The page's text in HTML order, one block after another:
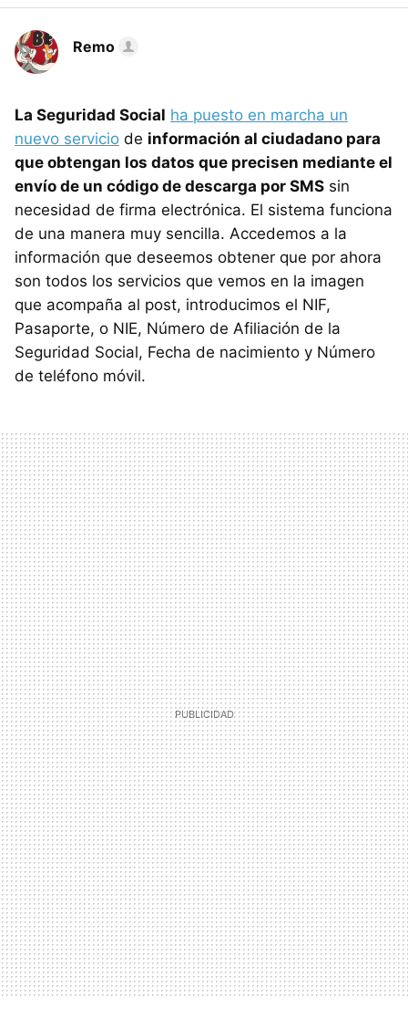
Remo
La Seguridad Social ha puesto en marcha un
nuevo servicio de información al ciudadano para
que obtengan los datos que precisen mediante el
envío de un código de descarga por SMS sin
necesidad de firma electrónica. El sistema funciona
de una manera muy sencilla. Accedemos a la
información que deseemos obtener que por ahora
son todos los servicios que vemos en la imagen
que acompaña al post, introducimos el NIF,
Pasaporte, o NIE, Número de Afiliación de la
Seguridad Social, Fecha de nacimiento y Número
de teléfono móvil.